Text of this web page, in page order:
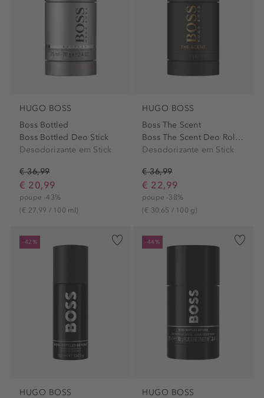
HUGO BOSS
Boss Bottled
Boss Bottled Deo Stick
Desodorizante em Stick
€ 36,99
€ 20,99
poupe -43%
(€ 27,99 / 100 ml)
HUGO BOSS
Boss The Scent
Boss The Scent Deo Roll-On
Desodorizante em Stick
€ 36,99
€ 22,99
poupe -38%
(€ 30,65 / 100 g)
-42%
HUGO BOSS
-44%
HUGO BOSS